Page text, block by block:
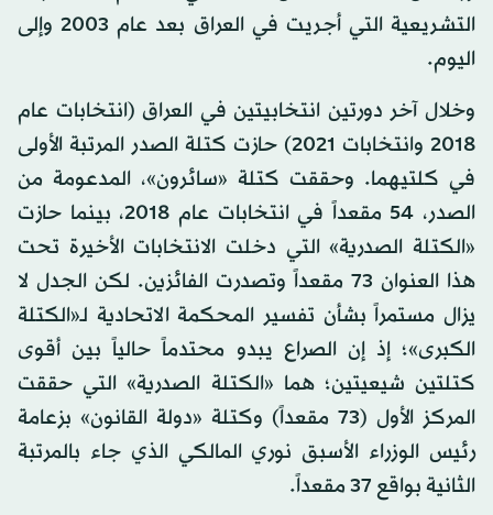
التشريعية التي أجريت في العراق بعد عام 2003 وإلى
اليوم.
وخلال آخر دورتين انتخابيتين في العراق (انتخابات عام
2018 وانتخابات 2021) حازت كتلة الصدر المرتبة الأولى
في كلتيهما. وحققت كتلة «سائرون»، المدعومة من
الصدر، 54 مقعداً في انتخابات عام 2018، بينما حازت
«الكتلة الصدرية» التي دخلت الانتخابات الأخيرة تحت
هذا العنوان 73 مقعداً وتصدرت الفائزين. لكن الجدل لا
يزال مستمراً بشأن تفسير المحكمة الاتحادية لـ«الكتلة
الكبرى»؛ إذ إن الصراع يبدو محتدماً حالياً بين أقوى
كتلتين شيعيتين؛ هما «الكتلة الصدرية» التي حققت
المركز الأول (73 مقعداً) وكتلة «دولة القانون» بزعامة
رئيس الوزراء الأسبق نوري المالكي الذي جاء بالمرتبة
الثانية بواقع 37 مقعداً.